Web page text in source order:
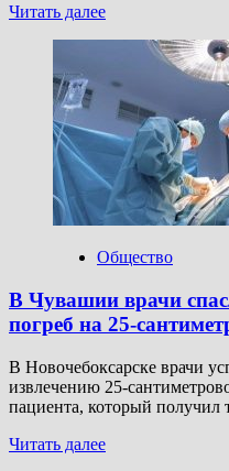
Читать далееПрочитать
Universal:
в
Мексике
из-
за
взрыва
в
магазине
погибли
22
человека
Общество
В Чувашии врачи
погреб на 25-
В Новочебоксарске врачи
извлечению 25-
пациента, который получил
Читать далееПрочитать